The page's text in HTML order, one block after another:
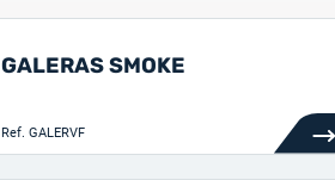
GALERAS SMOKE
Ref. GALERVF